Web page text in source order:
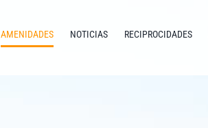
AMENIDADES NOTICIAS RECIPROCIDADES